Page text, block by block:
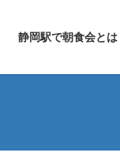
静岡駅で朝食会とは